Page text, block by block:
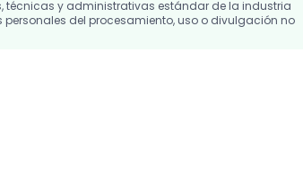
técnicas y administrativas estándar de la industria
del procesamiento, uso o divulgación no